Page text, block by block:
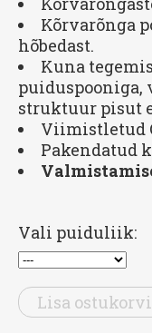
Kõrvarõnga
hõbedast.
Kuna
puiduspooniga,
struktuur pisut
Viimistletud
Pakendatud
Vali puiduliik:
Lisa ostukorvi